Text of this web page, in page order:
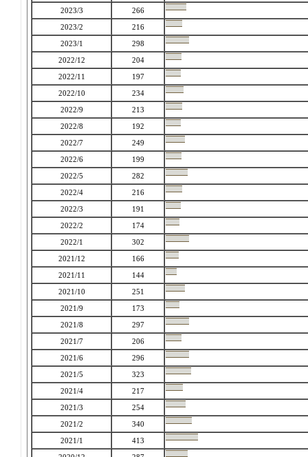
2023/3
266
2023/2
216
2023/1
298
2022/12
204
2022/11
197
2022/10
234
2022/9
213
2022/8
192
2022/7
249
2022/6
199
2022/5
282
2022/4
216
2022/3
191
2022/2
174
2022/1
302
2021/12
166
2021/11
144
2021/10
251
2021/9
173
2021/8
297
2021/7
206
2021/6
296
2021/5
323
2021/4
217
2021/3
254
2021/2
340
2021/1
413